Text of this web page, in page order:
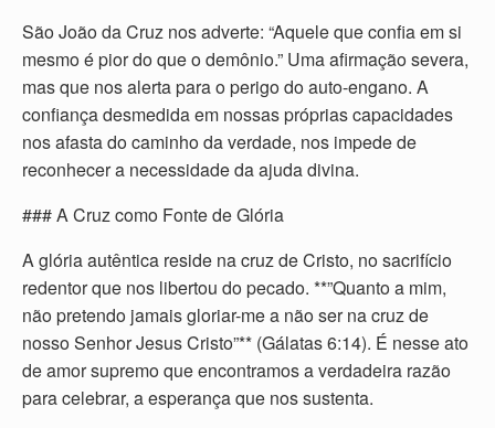
São João da Cruz nos adverte: “Aquele que confia em si
mesmo é pior do que o demônio.” Uma afirmação severa,
mas que nos alerta para o perigo do auto-engano. A
confiança desmedida em nossas próprias capacidades
nos afasta do caminho da verdade, nos impede de
reconhecer a necessidade da ajuda divina.
### A Cruz como Fonte de Glória
A glória autêntica reside na cruz de Cristo, no sacrifício
redentor que nos libertou do pecado. **”Quanto a mim,
não pretendo jamais gloriar-me a não ser na cruz de
nosso Senhor Jesus Cristo”** (Gálatas 6:14). É nesse ato
de amor supremo que encontramos a verdadeira razão
para celebrar, a esperança que nos sustenta.